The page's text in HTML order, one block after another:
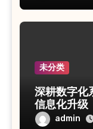
未分类
深耕数字化
信息化升级
admin